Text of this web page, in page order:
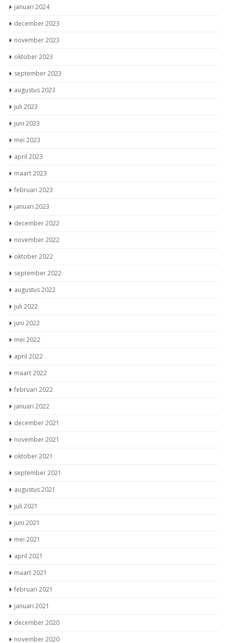
januari 2024
december 2023
november 2023
oktober 2023
september 2023
augustus 2023
juli 2023
juni 2023
mei 2023
april 2023
maart 2023
februari 2023
januari 2023
december 2022
november 2022
oktober 2022
september 2022
augustus 2022
juli 2022
juni 2022
mei 2022
april 2022
maart 2022
februari 2022
januari 2022
december 2021
november 2021
oktober 2021
september 2021
augustus 2021
juli 2021
juni 2021
mei 2021
april 2021
maart 2021
februari 2021
januari 2021
december 2020
november 2020